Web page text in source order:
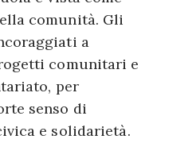
comunità. Gli
a
comunitari e
per
senso di
e solidarietà.